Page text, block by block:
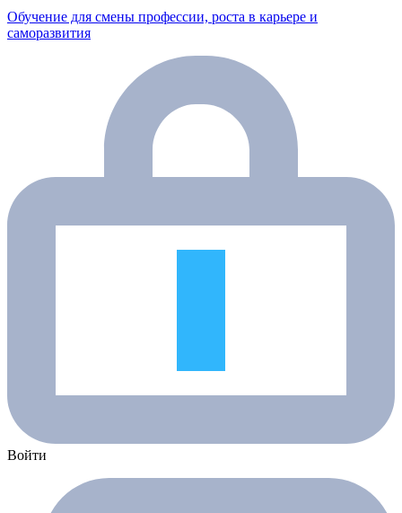
Обучение для смены профессии, роста в карьере и
саморазвития
Войти